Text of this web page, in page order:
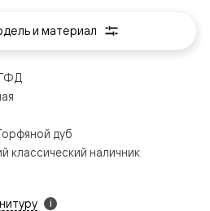
i
дуб
классический наличник
и материал